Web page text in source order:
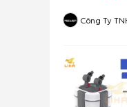
Công Ty